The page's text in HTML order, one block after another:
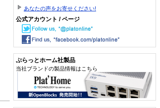
あなたの声をお寄せください!
公式アカウント / ページ
ぷらっとホーム社製品
当社ブランドの製品情報はこちら